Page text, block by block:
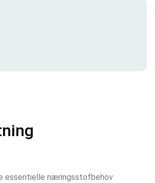
essentielle næringsstofbehov